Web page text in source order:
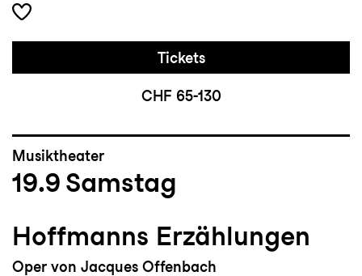
Tickets
CHF 65-130
Musiktheater
19.9 Samstag
Hoffmanns Erzählungen
Oper von Jacques Offenbach